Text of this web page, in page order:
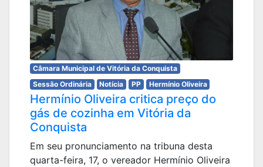
Câmara Municipal de Vitória da Conquista
Sessão Ordinária
Notícia PP Hermínio Oliveira
Hermínio Oliveira critica preço do
gás de cozinha em Vitória da
Conquista
Em seu pronunciamento na tribuna desta
quarta-feira, 17, o vereador Hermínio Oliveira